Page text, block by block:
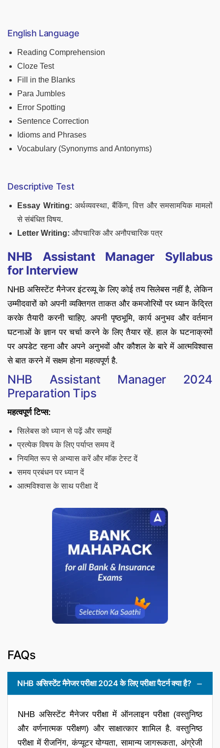
English Language
Reading Comprehension
Cloze Test
Fill in the Blanks
Para Jumbles
Error Spotting
Sentence Correction
Idioms and Phrases
Vocabulary (Synonyms and Antonyms)
Descriptive Test
Essay Writing: अर्थव्यवस्था, बैंकिंग, वित्त और समसामयिक मामलों
से संबंधित विषय.
Letter Writing: औपचारिक और अनौपचारिक पत्र
NHB Assistant Manager Syllabus
for Interview
NHB असिस्टेंट मैनेजर इंटरव्यू के लिए कोई तय सिलेबस नहीं है, लेकिन
उम्मीदवारों को अपनी व्यक्तिगत ताकत और कमजोरियों पर ध्यान केंद्रित
करके तैयारी करनी चाहिए. अपनी पृष्ठभूमि, कार्य अनुभव और वर्तमान
घटनाओं के ज्ञान पर चर्चा करने के लिए तैयार रहें. हाल के घटनाक्रमों
पर अपडेट रहना और अपने अनुभवों और कौशल के बारे में आत्मविश्वास
से बात करने में सक्षम होना महत्वपूर्ण है.
NHB Assistant Manager 2024
Preparation Tips
महत्वपूर्ण टिप्स:
सिलेबस को ध्यान से पढ़ें और समझें
प्रत्येक विषय के लिए पर्याप्त समय दें
नियमित रूप से अभ्यास करें और मॉक टेस्ट दें
समय प्रबंधन पर ध्यान दें
आत्मविश्वास के साथ परीक्षा दें
FAQs
NHB असिस्टेंट मैनेजर परीक्षा 2024 के लिए परीक्षा पैटर्न क्या है?
NHB असिस्टेंट मैनेजर परीक्षा में ऑनलाइन परीक्षा (वस्तुनिष्ठ
और वर्णनात्मक परीक्षण) और साक्षात्कार शामिल है. वस्तुनिष्ठ
परीक्षा में रीजनिंग, कंप्यूटर योग्यता, सामान्य जागरूकता, अंग्रेजी